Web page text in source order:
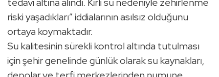
tedavi altına alındı. Kirli su nedeniyle zehirlenme
riski yaşadıkları” iddialarının asılsız olduğunu
ortaya koymaktadır.
Su kalitesinin sürekli kontrol altında tutulması
için şehir genelinde günlük olarak su kaynakları,